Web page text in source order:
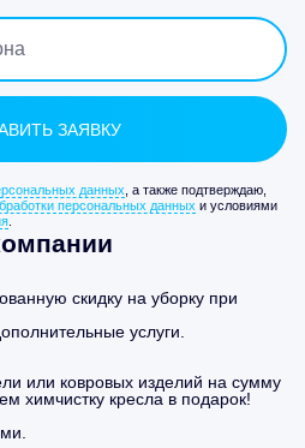
данных , а также подтверждаю,
персональных данных и условиями
скидку на уборку при
услуги.
или ковровых изделий на сумму
химчистку кресла в подарок!